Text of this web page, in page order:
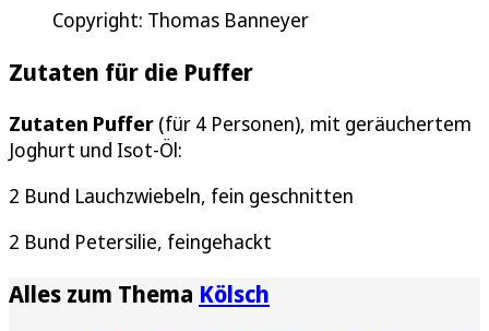
Copyright: Thomas Banneyer
Zutaten für die Puffer
Zutaten Puffer (für 4 Personen), mit geräuchertem
Joghurt und Isot-Öl:
2 Bund Lauchzwiebeln, fein geschnitten
2 Bund Petersilie, feingehackt
Alles zum Thema Kölsch